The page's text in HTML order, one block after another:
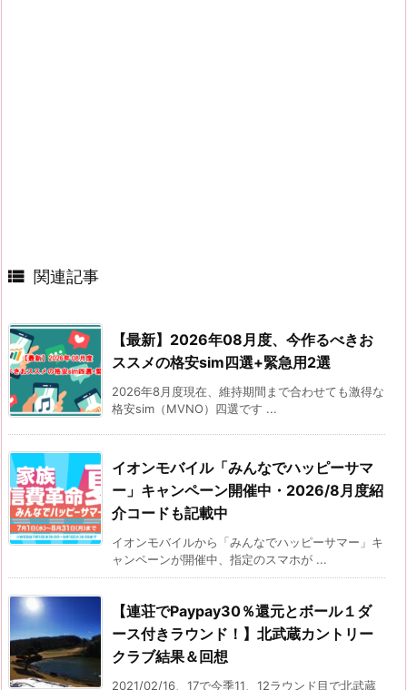
 関連記事
【最新】2026年08月度、今作るべきお
ススメの格安sim四選+緊急用2選
2026年8月度現在、維持期間まで合わせても激得な
格安sim（MVNO）四選です ...
イオンモバイル「みんなでハッピーサマ
ー」キャンペーン開催中・2026/8月度紹
介コードも記載中
イオンモバイルから「みんなでハッピーサマー」キ
ャンペーンが開催中、指定のスマホが ...
【連荘でPaypay30％還元とボール１ダ
ース付きラウンド！】北武蔵カントリー
クラブ結果＆回想
2021/02/16、17で今季11、12ラウンド目で北武蔵